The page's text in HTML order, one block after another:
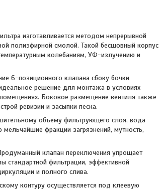
изготавливается методом непрерывной
полиэфирной смолой. Такой бесшовный корпус
колебаниям, УФ-излучению и
6-позиционного клапана сбоку бочки
решение для монтажа в условиях
Боковое размещение вентиля также
ревизии и засыпки песка.
объему фильтрующего слоя, вода
фракции загрязнений, мутность,
клапан переключения упрощает
стандартной фильтрации, эффективной
и полного слива.
контуру осуществляется под клеевую